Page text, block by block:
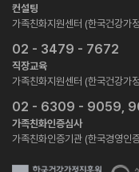
컨설팅
가족친화지원센터 (한국건강가
02 - 3479 - 7672
직장교육
가족친화지원센터 (한국건강가
02 - 6309 - 9059,
가족친화인증심사
가족친화인증기관 (한국경영인